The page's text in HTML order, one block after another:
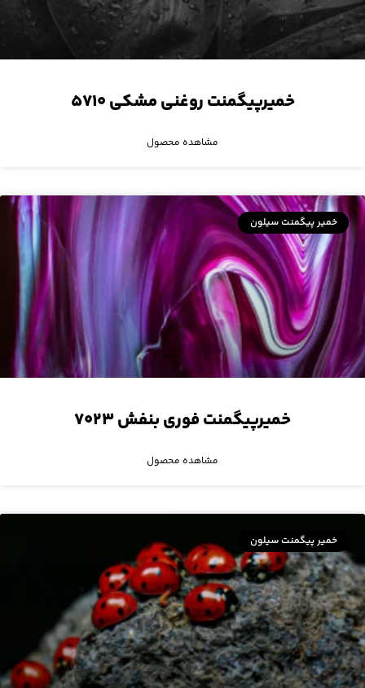
خمیرپیگمنت روغنی مشکی ۵۷۱۰
مشاهده محصول
خمیر پیگمنت سیلون
خمیرپیگمنت فوری بنفش ۷۰۲۳
مشاهده محصول
خمیر پیگمنت سیلون